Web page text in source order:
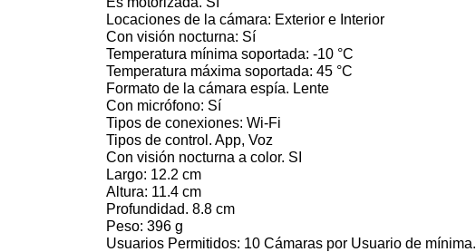
Locaciones de la cámara: Exterior e Interior
Con visión nocturna: Sí
Temperatura mínima soportada: -10 °C
Temperatura máxima soportada: 45 °C
Formato de la cámara espía. Lente
Con micrófono: Sí
Tipos de conexiones: Wi-Fi
Tipos de control. App, Voz
Con visión nocturna a color. SI
Largo: 12.2 cm
Altura: 11.4 cm
Profundidad. 8.8 cm
Peso: 396 g
Usuarios Permitidos: 10 Cámaras por Usuario de mínima.